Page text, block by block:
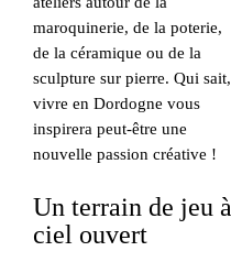
maroquinerie, de la poterie,
de la céramique ou de la
sculpture sur pierre. Qui sait,
vivre en Dordogne vous
inspirera peut-être une
nouvelle passion créative !
Un terrain de jeu à
ciel ouvert